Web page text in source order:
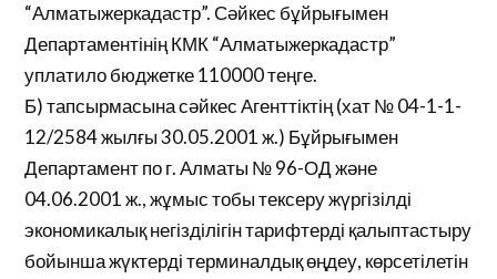
“Алматыжеркадастр”. Сәйкес бұйрығымен
Департаментінің КМК “Алматыжеркадастр”
уплатило бюджетке 110000 теңге.
Б) тапсырмасына сәйкес Агенттіктің (хат № 04-1-1-
12/2584 жылғы 30.05.2001 ж.) Бұйрығымен
Департамент по г. Алматы № 96-ОД және
04.06.2001 ж., жұмыс тобы тексеру жүргізілді
экономикалық негізділігін тарифтерді қалыптастыру
бойынша жүктерді терминалдық өңдеу, көрсетілетін